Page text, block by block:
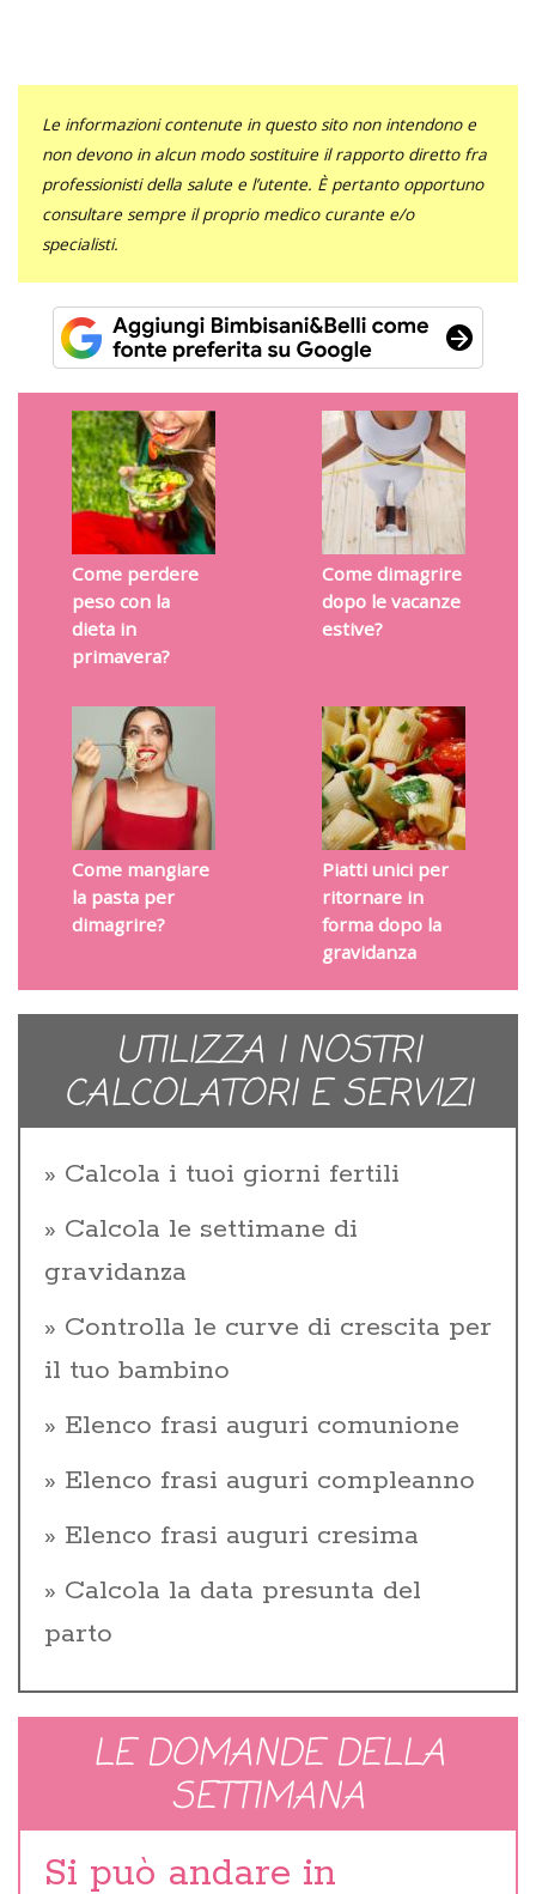
Le informazioni contenute in questo sito non intendono e
non devono in alcun modo sostituire il rapporto diretto fra
professionisti della salute e l’utente. È pertanto opportuno
consultare sempre il proprio medico curante e/o
specialisti.
Come perdere
peso con la
dieta in
primavera?
Come dimagrire
dopo le vacanze
estive?
Come mangiare
la pasta per
dimagrire?
Piatti unici per
ritornare in
forma dopo la
gravidanza
UTILIZZA I NOSTRI
CALCOLATORI E SERVIZI
Calcola i tuoi giorni fertili
Calcola le settimane di
gravidanza
Controlla le curve di crescita per
il tuo bambino
Elenco frasi auguri comunione
Elenco frasi auguri compleanno
Elenco frasi auguri cresima
Calcola la data presunta del
parto
LE DOMANDE DELLA
SETTIMANA
Si può andare in